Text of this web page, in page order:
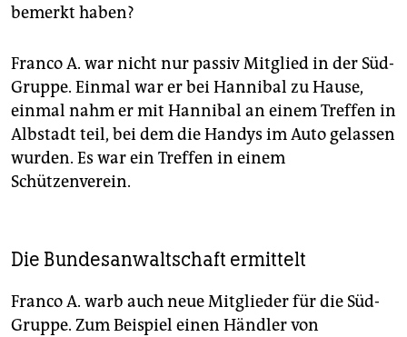
bemerkt haben?
Franco A. war nicht nur passiv Mitglied in der Süd-
Gruppe. Einmal war er bei Hannibal zu Hause,
einmal nahm er mit Hannibal an einem Treffen in
Albstadt teil, bei dem die Handys im Auto gelassen
wurden. Es war ein Treffen in einem
Schützenverein.
Die Bundesanwaltschaft ermittelt
Franco A. warb auch neue Mitglieder für die Süd-
Gruppe. Zum Beispiel einen Händler von